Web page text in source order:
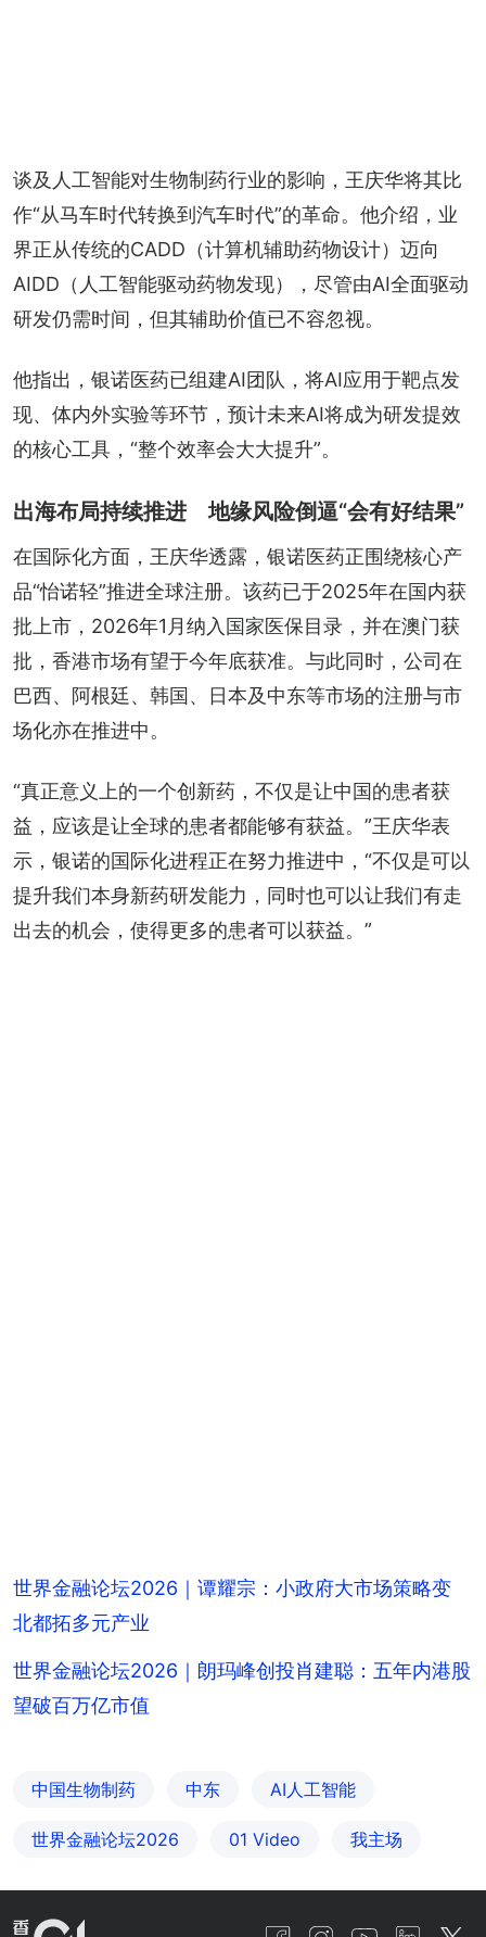
谈及人工智能对生物制药行业的影响，王庆华将其比
作“从马车时代转换到汽车时代”的革命。他介绍，业
界正从传统的CADD（计算机辅助药物设计）迈向
AIDD（人工智能驱动药物发现），尽管由AI全面驱动
研发仍需时间，但其辅助价值已不容忽视。
他指出，银诺医药已组建AI团队，将AI应用于靶点发
现、体内外实验等环节，预计未来AI将成为研发提效
的核心工具，“整个效率会大大提升”。
出海布局持续推进 地缘风险倒逼“会有好结果”
在国际化方面，王庆华透露，银诺医药正围绕核心产
品“怡诺轻”推进全球注册。该药已于2025年在国内获
批上市，2026年1月纳入国家医保目录，并在澳门获
批，香港市场有望于今年底获准。与此同时，公司在
巴西、阿根廷、韩国、日本及中东等市场的注册与市
场化亦在推进中。
“真正意义上的一个创新药，不仅是让中国的患者获
益，应该是让全球的患者都能够有获益。”王庆华表
示，银诺的国际化进程正在努力推进中，“不仅是可以
提升我们本身新药研发能力，同时也可以让我们有走
出去的机会，使得更多的患者可以获益。”
世界金融论坛2026｜谭耀宗：小政府大市场策略变
北都拓多元产业
世界金融论坛2026｜朗玛峰创投肖建聪：五年内港股
望破百万亿市值
中国生物制药 中东 AI人工智能
世界金融论坛2026 01 Video 我主场